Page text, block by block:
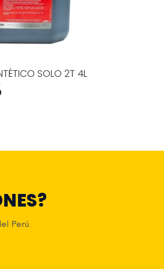
SOLO 2T 4L
Perú.